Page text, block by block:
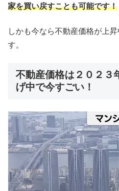
家を買い戻すことも可能です！
しかも今なら不動産価格が上
す。
不動産価格は２０２３
げ中で今すごい！